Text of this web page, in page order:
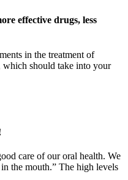
effective drugs, less
in the treatment of
should take into your
care of our oral health. We
the mouth.” The high levels